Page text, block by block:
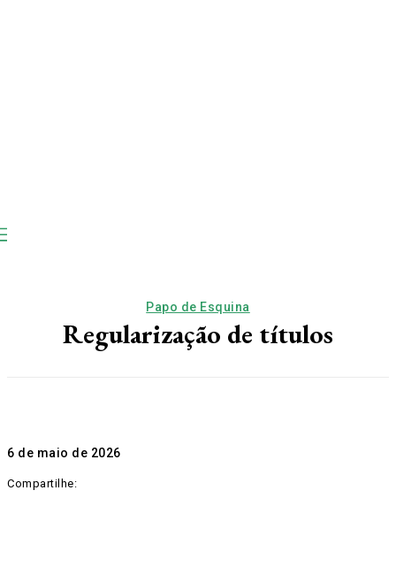
Papo de Esquina
Regularização de títulos
6 de maio de 2026
Compartilhe: